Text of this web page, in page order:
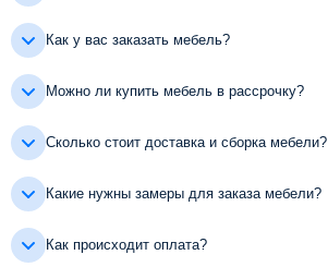
Как у вас заказать мебель?
Можно ли купить мебель в рассрочку?
Сколько стоит доставка и сборка мебели?
Какие нужны замеры для заказа мебели?
Как происходит оплата?